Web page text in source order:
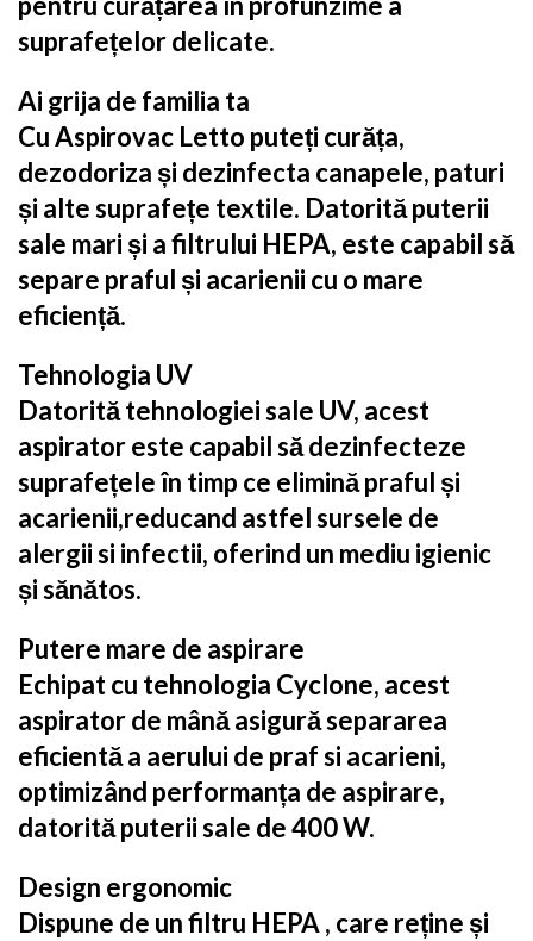
suprafețelor delicate.
Ai grija de familia ta
Cu Aspirovac Letto puteți curăța,
dezodoriza și dezinfecta canapele, paturi
și alte suprafețe textile. Datorită puterii
sale mari și a filtrului HEPA, este capabil să
separe praful și acarienii cu o mare
eficiență.
Tehnologia UV
Datorită tehnologiei sale UV, acest
aspirator este capabil să dezinfecteze
suprafețele în timp ce elimină praful și
acarienii,reducand astfel sursele de
alergii si infectii, oferind un mediu igienic
și sănătos.
Putere mare de aspirare
Echipat cu tehnologia Cyclone, acest
aspirator de mână asigură separarea
eficientă a aerului de praf si acarieni,
optimizând performanța de aspirare,
datorită puterii sale de 400 W.
Design ergonomic
Dispune de un filtru HEPA , care reține și